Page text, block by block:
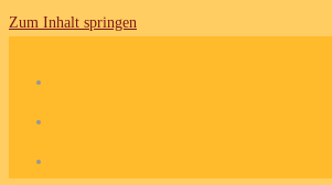
Zum Inhalt springen